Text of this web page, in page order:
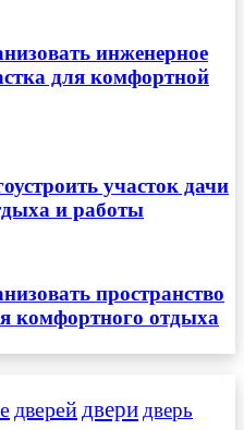
инженерное
для комфортной
участок дачи
и работы
пространство
комфортного отдыха
дверейдвери дверь